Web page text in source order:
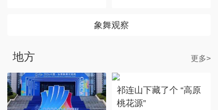
象舞观察
地方 更多>
祁连山下藏了个 “高原
桃花源”